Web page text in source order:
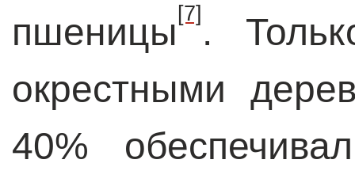
пшеницы [7] .
окрестными
40%